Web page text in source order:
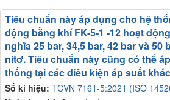
Số kí hiệu: TCVN 7161-5:2021 (ISO
Tiêu chuẩn này áp dụng cho hệ
động bằng khí FK-5-1 -12 hoạt
nghĩa 25 bar, 34,5 bar, 42 bar và
nitơ. Tiêu chuẩn này cũng có thể
thống tại các điều kiện áp suất khác